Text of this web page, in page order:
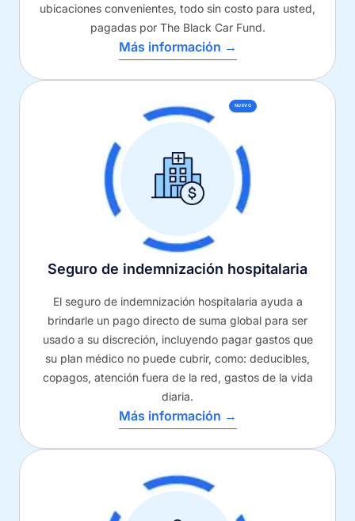
ubicaciones convenientes, todo sin costo para usted,
pagadas por The Black Car Fund.
Más información →
NUEVO
Seguro de indemnización hospitalaria
El seguro de indemnización hospitalaria ayuda a
brindarle un pago directo de suma global para ser
usado a su discreción, incluyendo pagar gastos que
su plan médico no puede cubrir, como: deducibles,
copagos, atención fuera de la red, gastos de la vida
diaria.
Más información →